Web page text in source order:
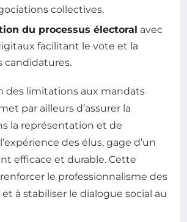
collectives.
du processus électoral avec
facilitant le vote et la
candidatures.
des limitations aux mandats
par ailleurs d’assurer la
la représentation et de
des élus, gage d’un
efficace et durable. Cette
le professionnalisme des
à stabiliser le dialogue social au